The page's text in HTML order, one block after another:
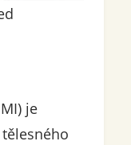
je